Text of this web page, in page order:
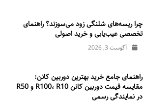
چرا ریسه‌های شلنگی زود می‌سوزند؟ راهنمای
تخصصی عیب‌یابی و خرید اصولی
آگوست 3, 2026
راهنمای جامع خرید بهترین دوربین کانن:
مقایسه قیمت دوربین کانن R100، R10 و R50
در نمایندگی رسمی